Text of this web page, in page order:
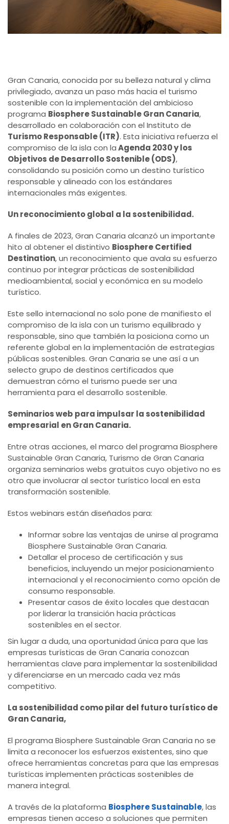
Gran Canaria, conocida por su belleza natural y clima
privilegiado, avanza un paso más hacia el turismo
sostenible con la implementación del ambicioso
programa Biosphere Sustainable Gran Canaria,
desarrollado en colaboración con el Instituto de
Turismo Responsable (ITR). Esta iniciativa refuerza el
compromiso de la isla con laAgenda 2030 y los
Objetivos de Desarrollo Sostenible (ODS),
consolidando su posición como un destino turístico
responsable y alineado con los estándares
internacionales más exigentes.
Un reconocimiento global a la sostenibilidad.
A finales de 2023, Gran Canaria alcanzó un importante
hito al obtener el distintivo Biosphere Certified
Destination, un reconocimiento que avala su esfuerzo
continuo por integrar prácticas de sostenibilidad
medioambiental, social y económica en su modelo
turístico.
Este sello internacional no solo pone de manifiesto el
compromiso de la isla con un turismo equilibrado y
responsable, sino que también la posiciona como un
referente global en la implementación de estrategias
públicas sostenibles. Gran Canaria se une así a un
selecto grupo de destinos certificados que
demuestran cómo el turismo puede ser una
herramienta para el desarrollo sostenible.
Seminarios web para impulsar la sostenibilidad
empresarial en Gran Canaria.
Entre otras acciones, el marco del programa Biosphere
Sustainable Gran Canaria, Turismo de Gran Canaria
organiza seminarios webs gratuitos cuyo objetivo no es
otro que involucrar al sector turístico local en esta
transformación sostenible.
Estos webinars están diseñados para:
Informar sobre las ventajas de unirse al programa
Biosphere Sustainable Gran Canaria.
Detallar el proceso de certificación y sus
beneficios, incluyendo un mejor posicionamiento
internacional y el reconocimiento como opción de
consumo responsable.
Presentar casos de éxito locales que destacan
por liderar la transición hacia prácticas
sostenibles en el sector.
Sin lugar a duda, una oportunidad única para que las
empresas turísticas de Gran Canaria conozcan
herramientas clave para implementar la sostenibilidad
y diferenciarse en un mercado cada vez más
competitivo.
La sostenibilidad como pilar del futuro turístico de
Gran Canaria,
El programa Biosphere Sustainable Gran Canaria no se
limita a reconocer los esfuerzos existentes, sino que
ofrece herramientas concretas para que las empresas
turísticas implementen prácticas sostenibles de
manera integral.
A través de la plataforma Biosphere Sustainable, las
empresas tienen acceso a soluciones que permiten